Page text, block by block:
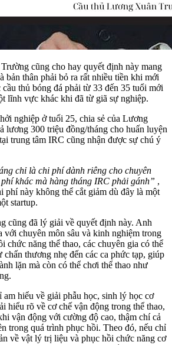
cũng cho hay quyết định này mang
bản thân phải bỏ ra rất nhiều tiền khi mới
thủ bóng đá phải từ 33 đến 35 tuổi mới
lĩnh vực khác khi đã từ giã sự nghiệp.
nghiệp ở tuổi 25, chia sẻ của Lương
lương 300 triệu đồng/tháng cho huấn luyện
trung tâm IRC cũng nhận được sự chú ý
chỉ là chi phí dành riêng cho chuyên
khác mà hàng tháng IRC phải gánh” ,
phí này không thể cắt giảm dù đây là một
startup.
cũng đã lý giải về quyết định này. Anh
với chuyên môn sâu và kinh nghiệm trong
chức năng thể thao, các chuyên gia có thể
thương nhẹ đến các ca phức tạp, giúp
lặn mà còn có thể chơi thể thao như
hiểu về giải phẫu học, sinh lý học cơ
hiểu rõ về cơ chế vận động trong thể thao,
vận động với cường độ cao, thậm chí cả
trong quá trình phục hồi. Theo đó, nếu chỉ
về vật lý trị liệu và phục hồi chức năng cơ